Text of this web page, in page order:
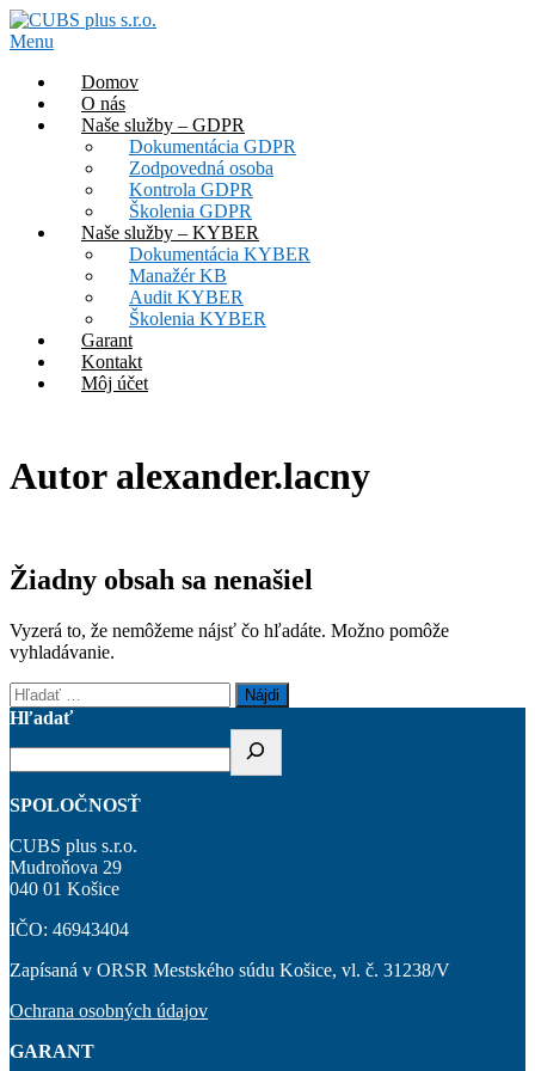
Prejsť
na
Menu
Domov
O nás
Naše služby – GDPR
Dokumentácia GDPR
Zodpovedná osoba
Kontrola GDPR
Školenia GDPR
Naše služby – KYBER
Dokumentácia KYBER
Manažér KB
Audit KYBER
Školenia KYBER
Garant
Kontakt
Môj účet
Autor alexander.lacny
Žiadny obsah sa nenašiel
Vyzerá to, že nemôžeme nájsť čo hľadáte. Možno pomôže
vyhladávanie.
Hľadať:
Hľadať
SPOLOČNOSŤ
CUBS plus s.r.o.
Mudroňova 29
040 01 Košice
IČO: 46943404
Zapísaná v ORSR Mestského súdu Košice, vl. č. 31238/V
Ochrana osobných údajov
GARANT